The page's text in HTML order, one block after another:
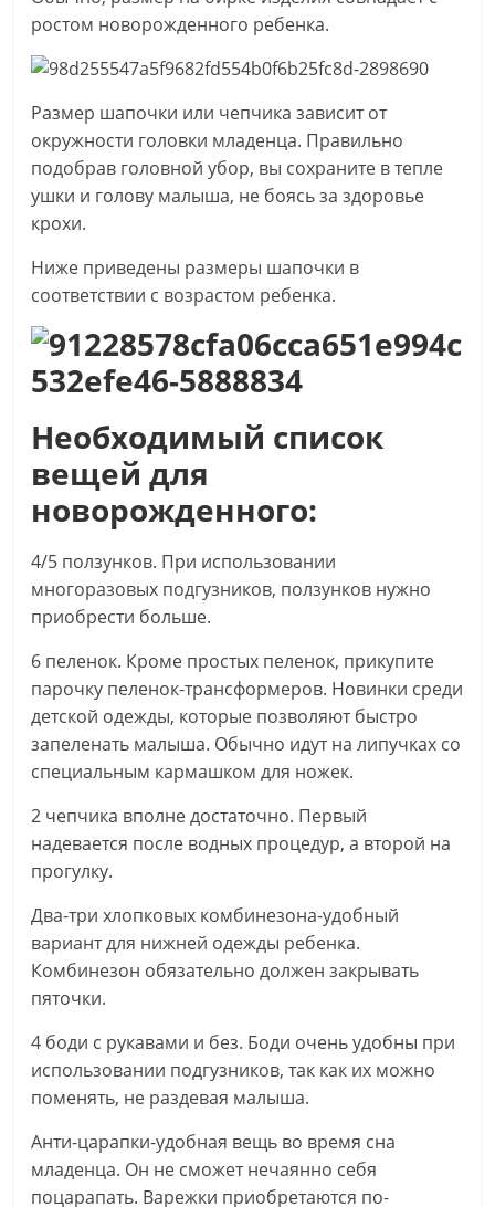
ростом новорожденного ребенка.
Размер шапочки или чепчика зависит от
окружности головки младенца. Правильно
подобрав головной убор, вы сохраните в тепле
ушки и голову малыша, не боясь за здоровье
крохи.
Ниже приведены размеры шапочки в
соответствии с возрастом ребенка.
Необходимый список
вещей для
новорожденного:
4/5 ползунков. При использовании
многоразовых подгузников, ползунков нужно
приобрести больше.
6 пеленок. Кроме простых пеленок, прикупите
парочку пеленок-трансформеров. Новинки среди
детской одежды, которые позволяют быстро
запеленать малыша. Обычно идут на липучках со
специальным кармашком для ножек.
2 чепчика вполне достаточно. Первый
надевается после водных процедур, а второй на
прогулку.
Два-три хлопковых комбинезона-удобный
вариант для нижней одежды ребенка.
Комбинезон обязательно должен закрывать
пяточки.
4 боди с рукавами и без. Боди очень удобны при
использовании подгузников, так как их можно
поменять, не раздевая малыша.
Анти-царапки-удобная вещь во время сна
младенца. Он не сможет нечаянно себя
поцарапать. Варежки приобретаются по-